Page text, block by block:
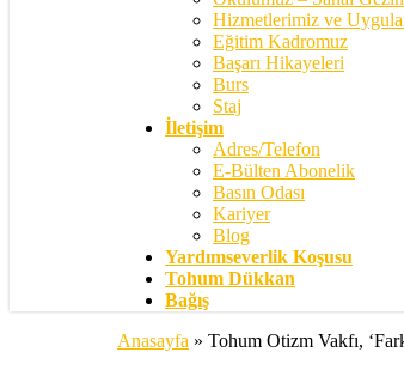
Hizmetlerimiz ve
Eğitim Kadromuz
Başarı Hikayeleri
Burs
Staj
İletişim
Adres/Telefon
E-Bülten Abonelik
Basın Odası
Kariyer
Blog
Yardımseverlik Koşusu
Tohum Dükkan
Bağış
Anasayfa » Tohum Otizm Vakfı,